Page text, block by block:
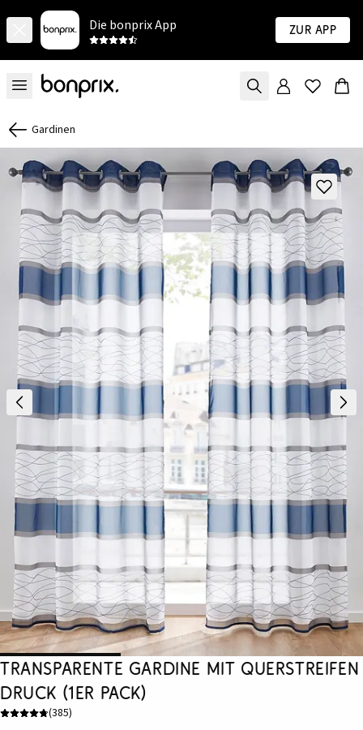
Die bonprix App Zur App
Gardinen
Transparente Gardine mit Querstreifen
Druck (1er Pack)
(385)